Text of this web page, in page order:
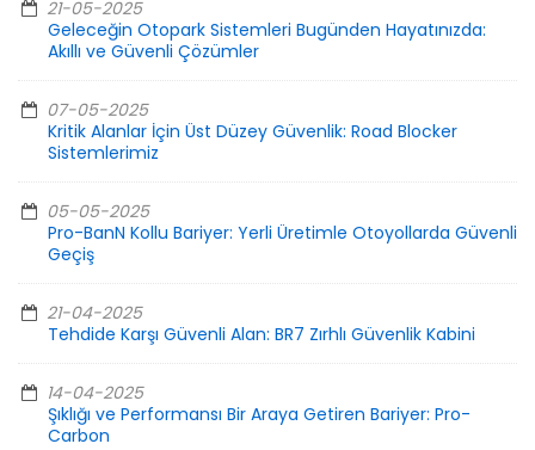
21-05-2025
Geleceğin Otopark Sistemleri Bugünden Hayatınızda:
Akıllı ve Güvenli Çözümler
07-05-2025
Kritik Alanlar İçin Üst Düzey Güvenlik: Road Blocker
Sistemlerimiz
05-05-2025
Pro-BanN Kollu Bariyer: Yerli Üretimle Otoyollarda Güvenli
Geçiş
21-04-2025
Tehdide Karşı Güvenli Alan: BR7 Zırhlı Güvenlik Kabini
14-04-2025
Şıklığı ve Performansı Bir Araya Getiren Bariyer: Pro-
Carbon